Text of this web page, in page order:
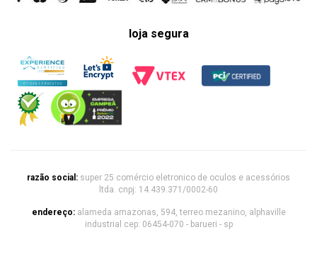
loja segura
razão social: super 25 comércio eletronico de oculos e acessórios
ltda. cnpj: 14.439.371/0002-60
endereço: alameda amazonas, 594, terreo mezanino, alphaville
industrial cep: 06454-070 - barueri - sp